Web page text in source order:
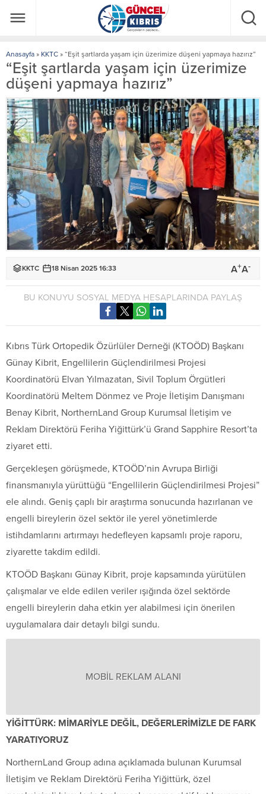
Anasayfa » KKTC » “Eşit şartlarda yaşam için üzerimize düşeni yapmaya hazırız”
“Eşit şartlarda yaşam için üzerimize
düşeni yapmaya hazırız”
KKTC 18 Nisan 2025 16:33 A+A-
BU KONUYU SOSYAL MEDYA HESAPLARINDA PAYLAŞ
Kıbrıs Türk Ortopedik Özürlüler Derneği (KTOÖD) Başkanı
Günay Kibrit, Engellilerin Güçlendirilmesi Projesi
Koordinatörü Elvan Yılmazatan, Sivil Toplum Örgütleri
Koordinatörü Meltem Dönmez ve Proje İletişim Danışmanı
Benay Kibrit, NorthernLand Group Kurumsal İletişim ve
Reklam Direktörü Feriha Yiğittürk’ü Grand Sapphire Resort’ta
ziyaret etti.
Gerçekleşen görüşmede, KTOÖD’nin Avrupa Birliği
finansmanıyla yürüttüğü “Engellilerin Güçlendirilmesi Projesi”
ele alındı. Geniş çaplı bir araştırma sonucunda hazırlanan ve
engelli bireylerin özel sektör ile yerel yönetimlerde
istihdamlarını artırmayı hedefleyen kapsamlı proje raporu,
ziyarette takdim edildi.
KTOÖD Başkanı Günay Kibrit, proje kapsamında yürütülen
çalışmalar ve elde edilen veriler ışığında özel sektörde
engelli bireylerin daha etkin yer alabilmesi için önerilen
uygulamalara dair detaylı bilgi sundu.
MOBİL REKLAM ALANI
YİĞİTTÜRK: MİMARİYLE DEĞİL, DEĞERLERİMİZLE DE FARK
YARATIYORUZ
NorthernLand Group adına açıklamada bulunan Kurumsal
İletişim ve Reklam Direktörü Feriha Yiğittürk, özel